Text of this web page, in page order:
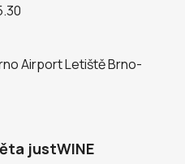
Airport Letiště Brno-
justWINE